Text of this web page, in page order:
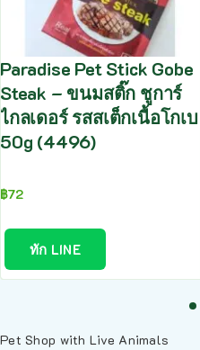
Paradise Pet Stick Gobe
Steak – ขนมสติ๊ก ชูการ์
ไกลเดอร์ รสสเต็กเนื้อโกเบ
50g (4496)
฿72
ทัก LINE
Pet Shop with Live Animals